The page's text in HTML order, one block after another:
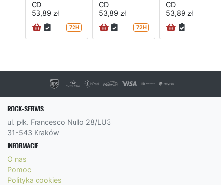
CD
53,89 zł
72H
CD
53,89 zł
72H
CD
53,89 zł
ROCK-SERWIS
ul. płk. Francesco Nullo 28/LU3
31-543 Kraków
INFORMACJE
O nas
Pomoc
Polityka cookies